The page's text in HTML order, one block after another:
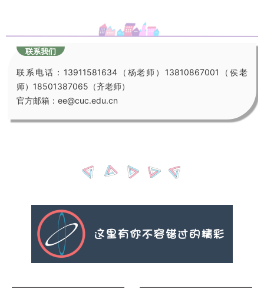
联系我们
联系电话：13911581634（杨老师）13810867001（侯老
师）18501387065（齐老师）
官方邮箱：ee@cuc.edu.cn